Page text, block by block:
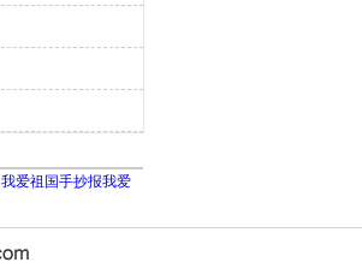
我爱祖国手抄报我爱